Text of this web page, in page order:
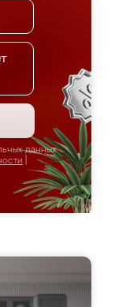
данных